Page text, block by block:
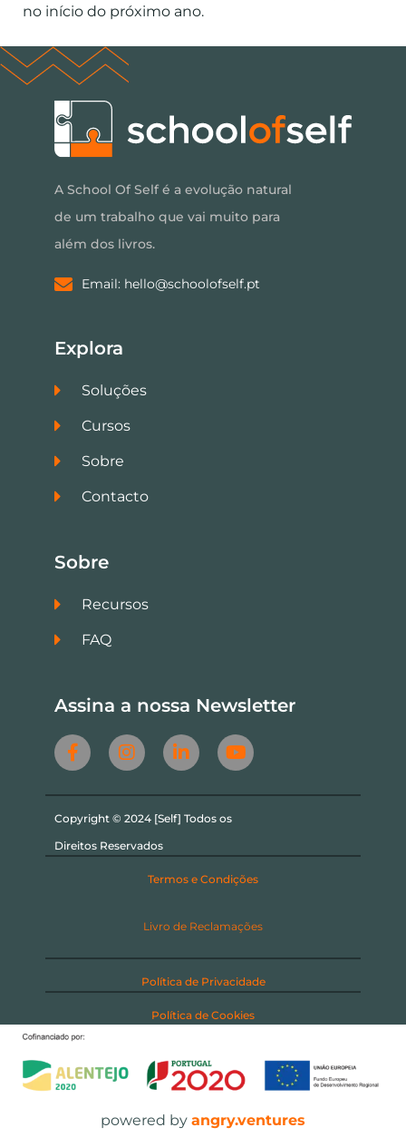
no início do próximo ano.
A School Of Self é a evolução natural
de um trabalho que vai muito para
além dos livros.
Email: hello@schoolofself.pt
Explora
Soluções
Cursos
Sobre
Contacto
Sobre
Recursos
FAQ
Assina a nossa Newsletter
Copyright © 2024 [Self] Todos os
Direitos Reservados
Termos e Condições
Livro de Reclamações
Política de Privacidade
Política de Cookies
powered by angry.ventures